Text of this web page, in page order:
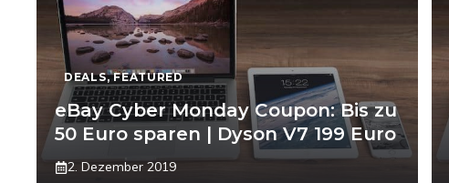
DEALS,FEATURED
eBay Cyber Monday Coupon: Bis zu
50 Euro sparen | Dyson V7 199 Euro
2. Dezember 2019